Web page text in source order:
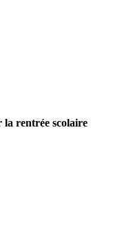
la rentrée scolaire